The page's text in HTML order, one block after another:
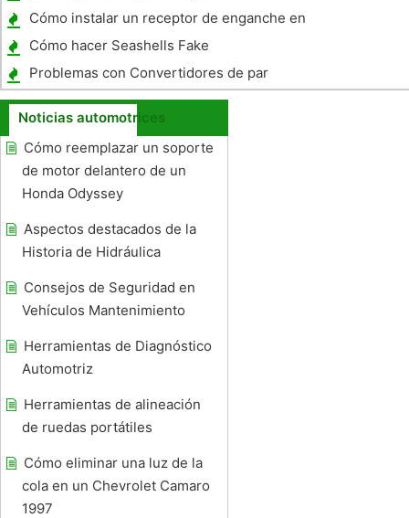
?
Cómo instalar un receptor de enganche en
un Ford Explorer
Cómo hacer Seashells Fake
Problemas con Convertidores de par
Noticias automotrices
Cómo reemplazar un soporte
de motor delantero de un
Honda Odyssey
Aspectos destacados de la
Historia de Hidráulica
Consejos de Seguridad en
Vehículos Mantenimiento
Herramientas de Diagnóstico
Automotriz
Herramientas de alineación
de ruedas portátiles
Cómo eliminar una luz de la
cola en un Chevrolet Camaro
1997